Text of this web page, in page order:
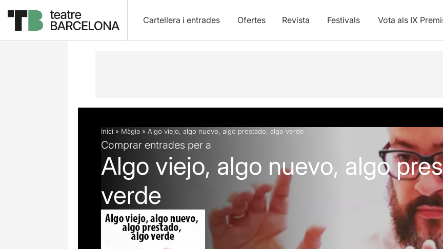
Cartellera i entrades Ofertes Revista Festivals Vota als IX
Descripció Fitxa artística
Inici » Màgia » Algo viejo, algo nuevo, algo prestado, algo verde
Comprar entrades per a
Algo viejo, algo nuevo, algo
verde